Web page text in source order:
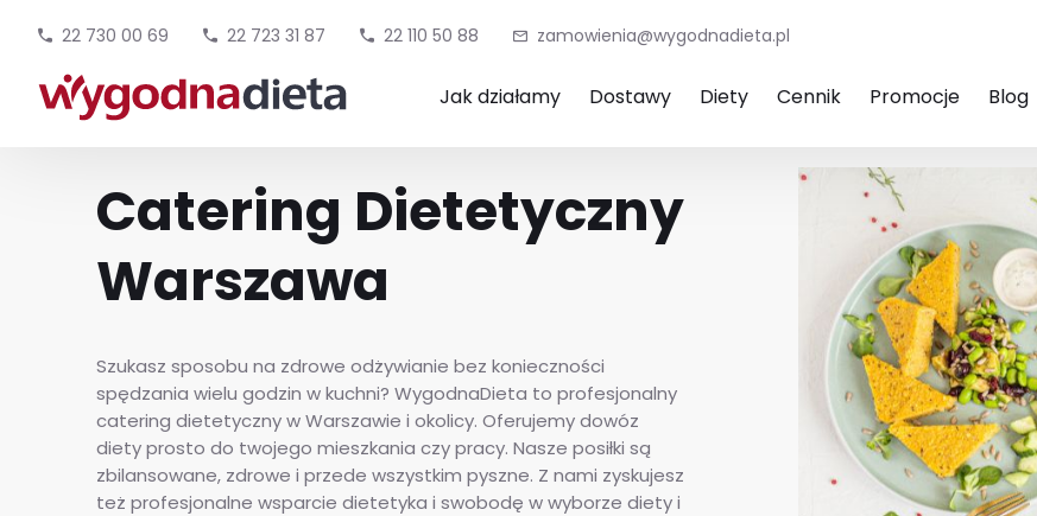
22 730 00 69 22 723 31 87 22 110 50 88 zamowienia@wygodnadieta.pl
Jak działamy Dostawy Diety Cennik Promocje Blog
Catering Dietetyczny
Warszawa
Szukasz sposobu na zdrowe odżywianie bez konieczności
spędzania wielu godzin w kuchni? WygodnaDieta to profesjonalny
catering dietetyczny w Warszawie i okolicy. Oferujemy dowóz
diety prosto do twojego mieszkania czy pracy. Nasze posiłki są
zbilansowane, zdrowe i przede wszystkim pyszne. Z nami zyskujesz
też profesjonalne wsparcie dietetyka i swobodę w wyborze diety i